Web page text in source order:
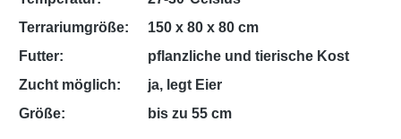
Terrariumgröße:
150 x 80 x 80 cm
Futter:
pflanzliche und tierische Kost
Zucht möglich:
ja, legt Eier
Größe:
bis zu 55 cm